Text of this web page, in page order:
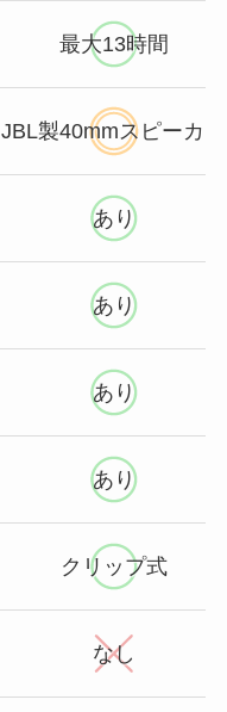
最大13時間
JBL製40mmスピーカー
あり
あり
あり
あり
クリップ式
なし